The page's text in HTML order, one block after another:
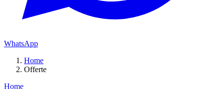
WhatsApp
Home
Offerte
Home